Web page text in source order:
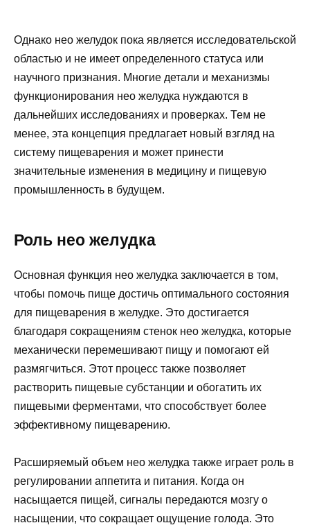
Однако нео желудок пока является исследовательской
областью и не имеет определенного статуса или
научного признания. Многие детали и механизмы
функционирования нео желудка нуждаются в
дальнейших исследованиях и проверках. Тем не
менее, эта концепция предлагает новый взгляд на
систему пищеварения и может принести
значительные изменения в медицину и пищевую
промышленность в будущем.
Роль нео желудка
Основная функция нео желудка заключается в том,
чтобы помочь пище достичь оптимального состояния
для пищеварения в желудке. Это достигается
благодаря сокращениям стенок нео желудка, которые
механически перемешивают пищу и помогают ей
размягчиться. Этот процесс также позволяет
растворить пищевые субстанции и обогатить их
пищевыми ферментами, что способствует более
эффективному пищеварению.
Расширяемый объем нео желудка также играет роль в
регулировании аппетита и питания. Когда он
насыщается пищей, сигналы передаются мозгу о
насыщении, что сокращает ощущение голода. Это